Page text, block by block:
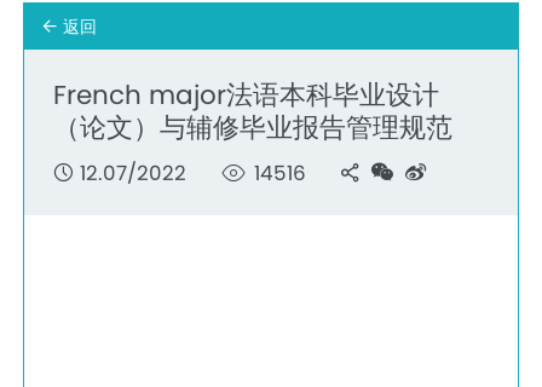
返回
French major法语本科毕业设计
（论文）与辅修毕业报告管理规范
12.07/2022 14516